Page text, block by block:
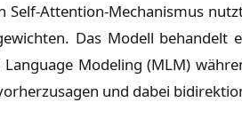
Attention-Mechanismus
Das Modell behandelt
Modeling (MLM)
und dabei